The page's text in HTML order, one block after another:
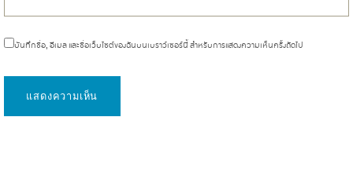
บันทึกชื่อ, อีเมล และชื่อเว็บไซต์ของฉันบนเบราว์เซอร์นี้ สำหรับการแสดงความเห็นครั้งถัดไป